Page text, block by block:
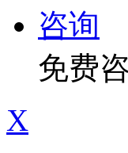
咨询
免费
X